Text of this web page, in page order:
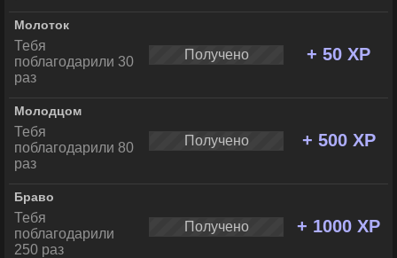
Молоток
Тебя
поблагодарили 30
раз
Получено + 50 XP
Молодцом
Тебя
поблагодарили 80
раз
Получено + 500 XP
Браво
Тебя
поблагодарили
250 раз
Получено + 1000 XP